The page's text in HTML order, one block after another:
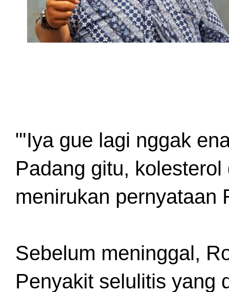
"'Iya gue lagi nggak
Padang gitu,
menirukan pernyataan
Sebelum meninggal,
Penyakit selulitis yang